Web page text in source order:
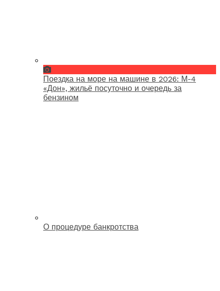
Поездка на море на машине в 2026: М-4
«Дон», жильё посуточно и очередь за
бензином
О процедуре банкротства